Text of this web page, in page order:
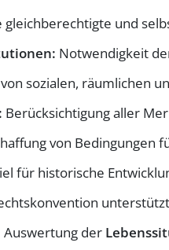
gleichberechtigte und
Notwendigkeit
sozialen, räumlichen
Berücksichtigung aller
von Bedingungen
für historische
Auswertung der